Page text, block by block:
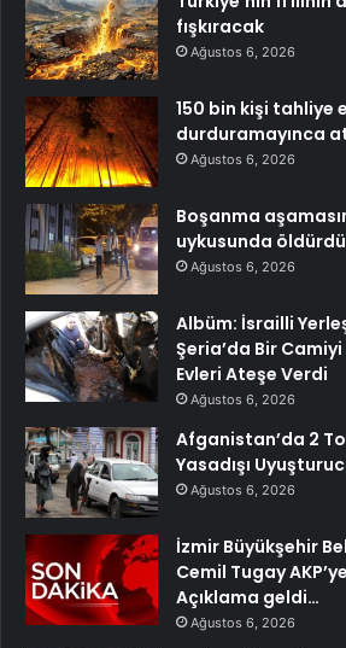
fışkıracak
Ağustos 6, 2026
150 bin kişi tahliye
durduramayınca
Ağustos 6, 2026
Boşanma
uykusunda öldürdü
Ağustos 6, 2026
Albüm: İsrailli
Şeria’da Bir
Evleri Ateşe Verdi
Ağustos 6, 2026
Afganistan’da 2
Yasadışı
Ağustos 6, 2026
İzmir Büyükşehir
Cemil Tugay
Açıklama geldi…
Ağustos 6, 2026